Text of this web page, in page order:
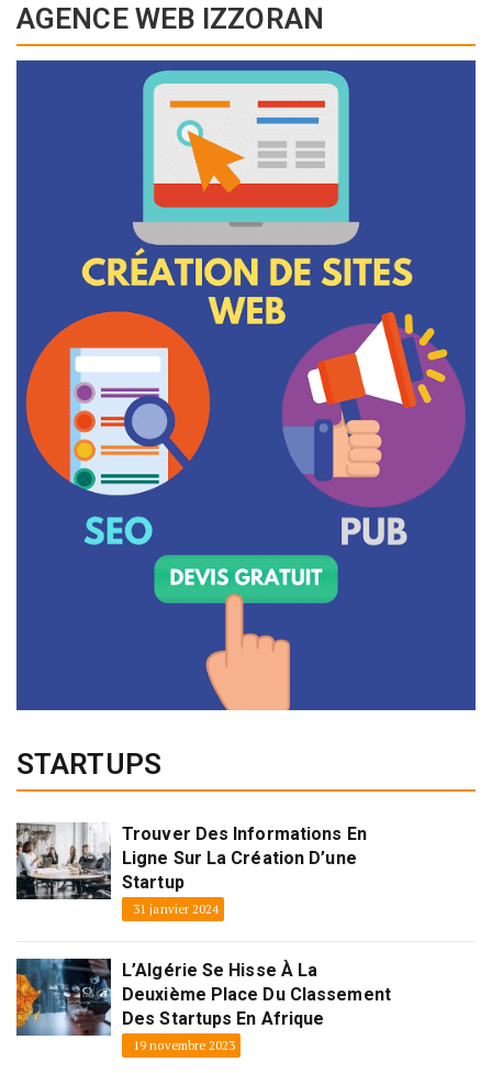
AGENCE WEB IZZORAN
STARTUPS
Trouver Des Informations En
Ligne Sur La Création D’une
Startup
31 janvier 2024
L’Algérie Se Hisse À La
Deuxième Place Du Classement
Des Startups En Afrique
19 novembre 2023